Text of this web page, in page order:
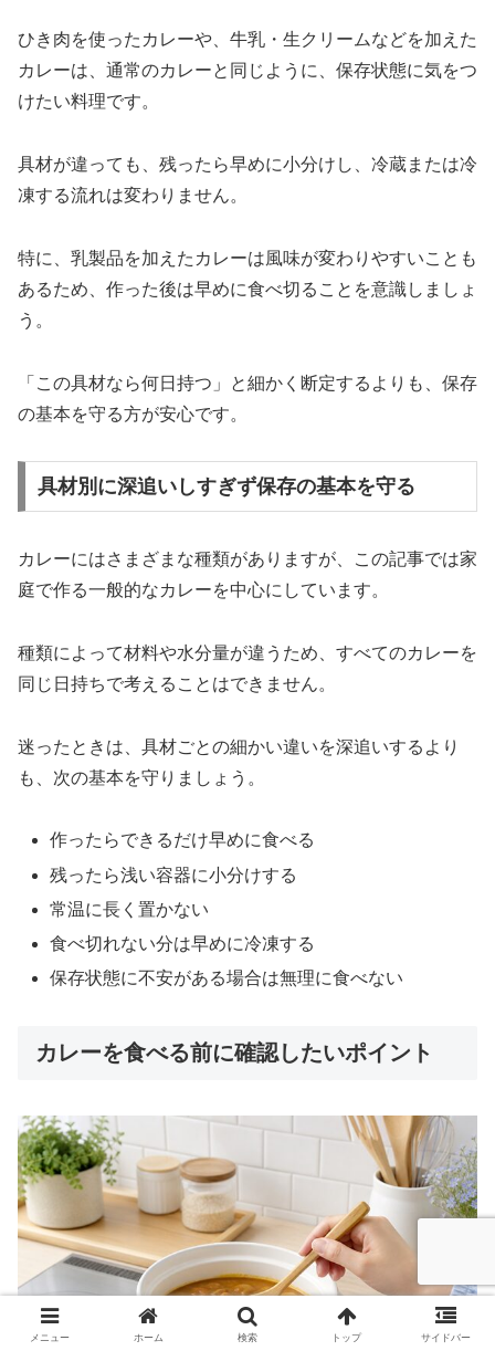
ひき肉を使ったカレーや、牛乳・生クリームなどを加えた
カレーは、通常のカレーと同じように、保存状態に気をつ
けたい料理です。
具材が違っても、残ったら早めに小分けし、冷蔵または冷
凍する流れは変わりません。
特に、乳製品を加えたカレーは風味が変わりやすいことも
あるため、作った後は早めに食べ切ることを意識しましょ
う。
「この具材なら何日持つ」と細かく断定するよりも、保存
の基本を守る方が安心です。
具材別に深追いしすぎず保存の基本を守る
カレーにはさまざまな種類がありますが、この記事では家
庭で作る一般的なカレーを中心にしています。
種類によって材料や水分量が違うため、すべてのカレーを
同じ日持ちで考えることはできません。
迷ったときは、具材ごとの細かい違いを深追いするより
も、次の基本を守りましょう。
作ったらできるだけ早めに食べる
残ったら浅い容器に小分けする
常温に長く置かない
食べ切れない分は早めに冷凍する
保存状態に不安がある場合は無理に食べない
カレーを食べる前に確認したいポイント
メニュー ホーム 検索 トップ サイドバー